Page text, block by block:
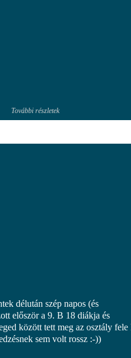
További részletek
délután szép napos (és
először a 9. B 18 diákja és
között tett meg az osztály fele
sem volt rossz :-))